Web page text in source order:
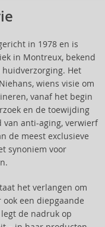
in 1978 en is
in Montreux, bekend
Het
wiens visie om
vanaf het begin
en de toewijding
van anti-aging, verwierf
de meest exclusieve
synoniem voor
het verlangen om
een diepgaande
de nadruk op